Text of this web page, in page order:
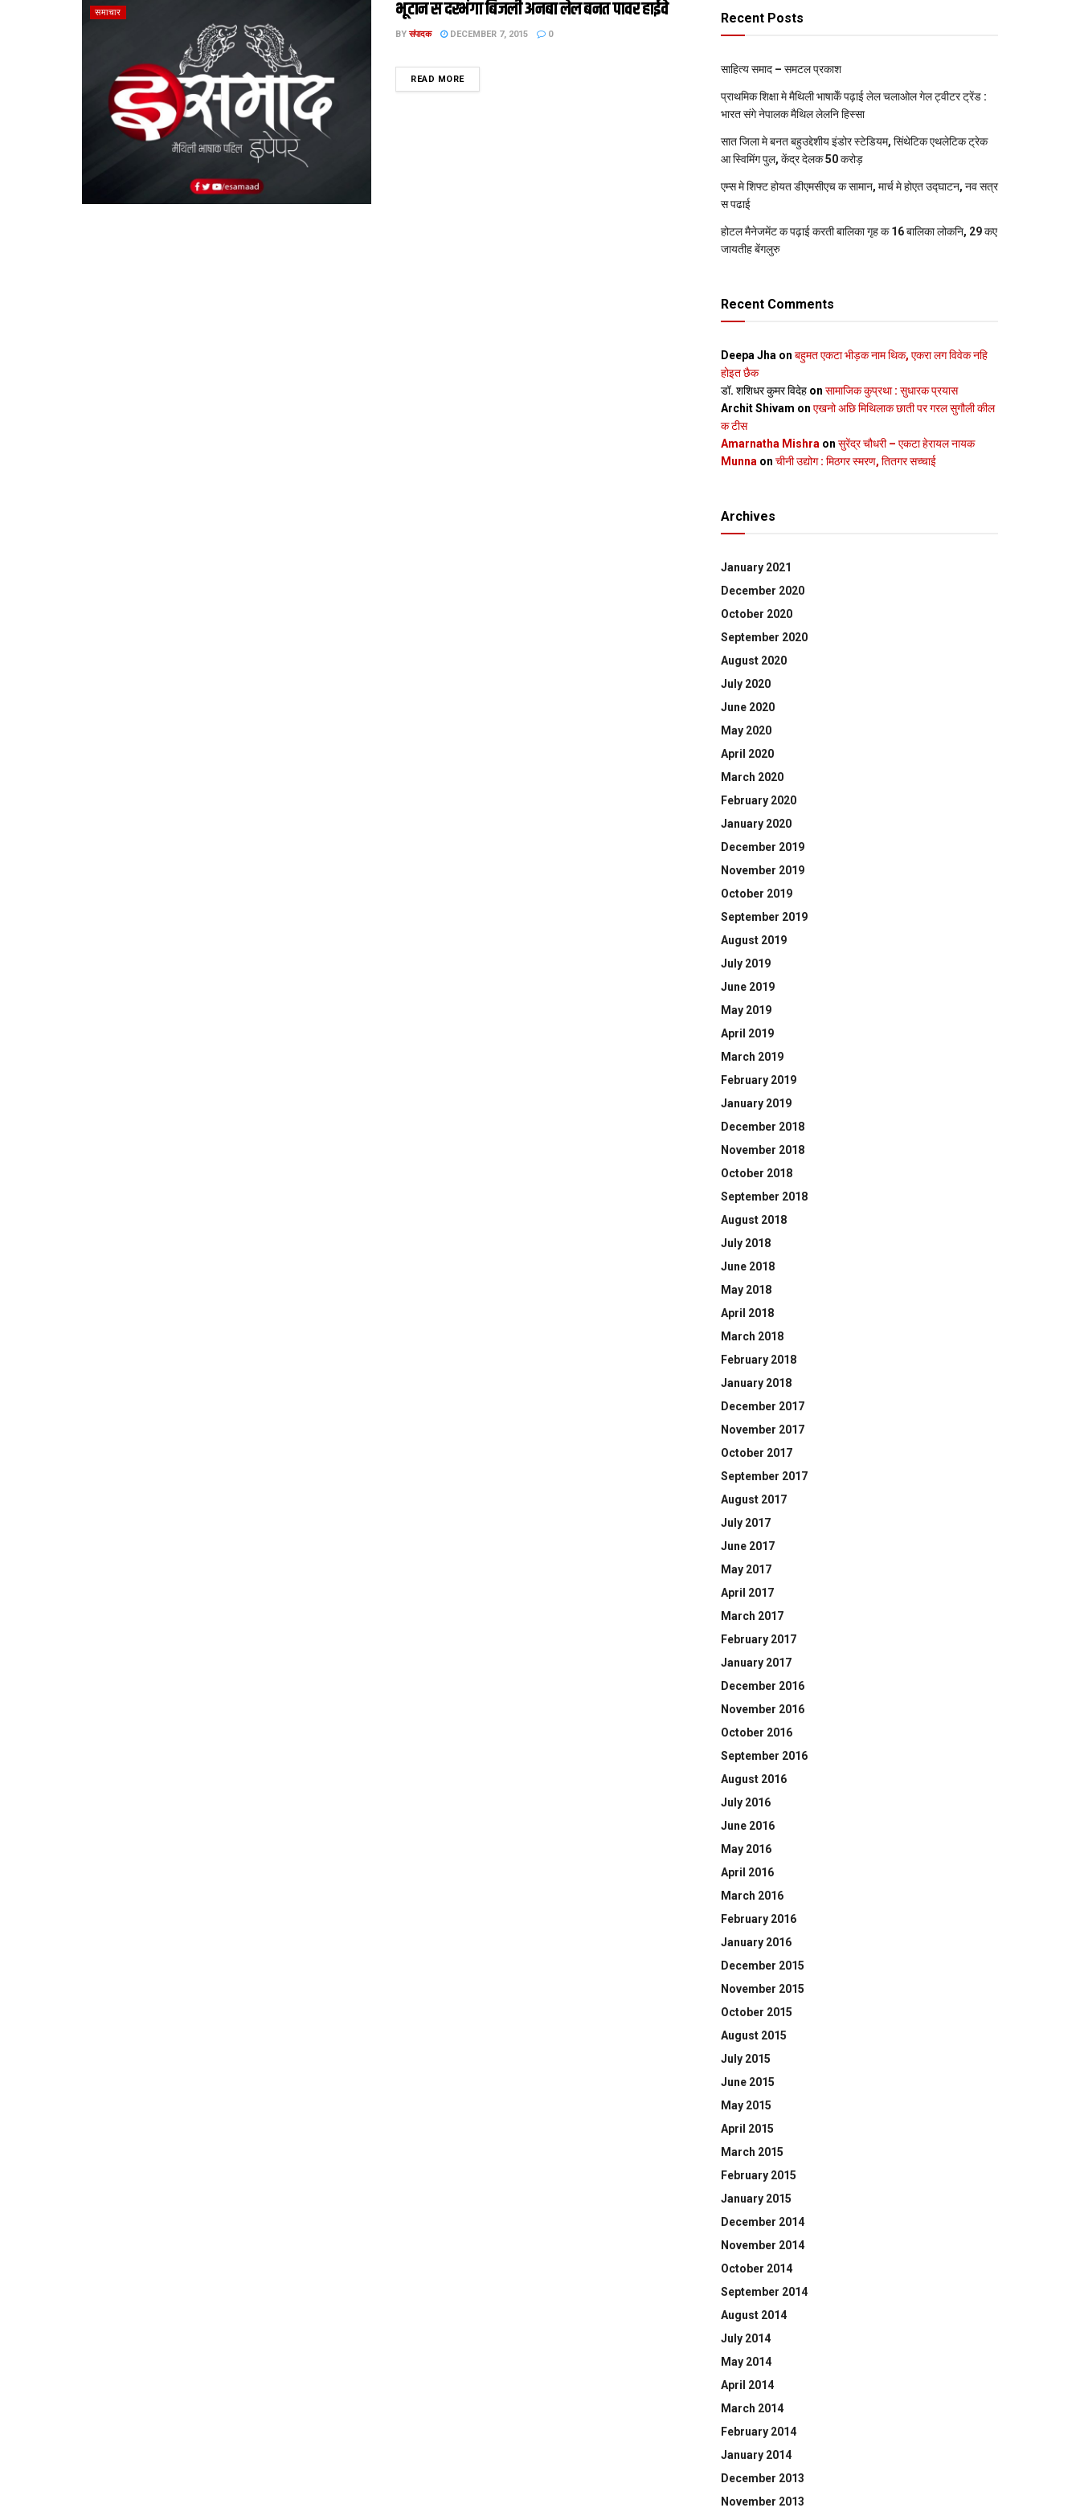
समाचार भूटान स दरभंगा बिजली अनबा लेल बनत पावर हाईवे
BY संपादक DECEMBER 7, 2015 0
READ MOREDETAILS
Recent Posts
साहित्य समाद – समटल प्रकाश
प्राथमिक शि‍क्षा मे मैथि‍ली भाषाकेँ पढ़ाई लेल चलाओल गेल ट्वीटर ट्रेंड :
भारत संगे नेपालक मैथिल लेलनि हिस्सा
सात जिला मे बनत बहुउद्देशीय इंडोर स्‍टेडि‍यम, सिंथेटिक एथलेटिक ट्रेक
आ स्विमिंग पुल, केंद्र देलक 50 करोड़
एम्स मे शिफ्ट होयत डीएमसीएच क सामान, मार्च मे होएत उद्घाटन, नव सत्र
स पढाई
होटल मैनेजमेंट क पढ़ाई करती बालिका गृह क 16 बालिका लोकनि, 29 कए
जायतीह बेंगलुरु
Recent Comments
Deepa Jha on बहुमत एकटा भीड़क नाम थिक, एकरा लग विवेक नहि
होइत छैक
डॉ. शशिधर कुमर विदेह on सामाजिक कुप्रथा : सुधारक प्रयास
Archit Shivam on एखनो अछि मिथिलाक छाती पर गरल सुगौली कील
क टीस
Amarnatha Mishra on सुरेंद्र चौधरी – एकटा हेरायल नायक
Munna on चीनी उद्योग : मिठगर स्‍मरण, तितगर सच्‍चाई
Archives
January 2021
December 2020
October 2020
September 2020
August 2020
July 2020
June 2020
May 2020
April 2020
March 2020
February 2020
January 2020
December 2019
November 2019
October 2019
September 2019
August 2019
July 2019
June 2019
May 2019
April 2019
March 2019
February 2019
January 2019
December 2018
November 2018
October 2018
September 2018
August 2018
July 2018
June 2018
May 2018
April 2018
March 2018
February 2018
January 2018
December 2017
November 2017
October 2017
September 2017
August 2017
July 2017
June 2017
May 2017
April 2017
March 2017
February 2017
January 2017
December 2016
November 2016
October 2016
September 2016
August 2016
July 2016
June 2016
May 2016
April 2016
March 2016
February 2016
January 2016
December 2015
November 2015
October 2015
August 2015
July 2015
June 2015
May 2015
April 2015
March 2015
February 2015
January 2015
December 2014
November 2014
October 2014
September 2014
August 2014
July 2014
May 2014
April 2014
March 2014
February 2014
January 2014
December 2013
November 2013